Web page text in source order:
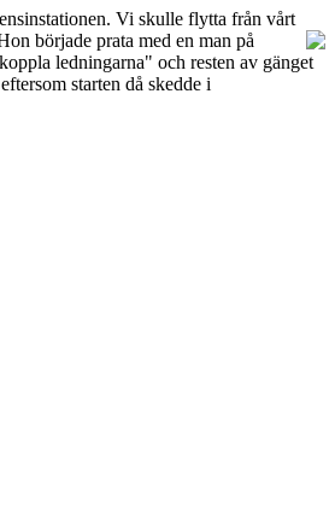
Vi skulle flytta från vårt
började prata med en man på
ledningarna" och resten av gänget
starten då skedde i